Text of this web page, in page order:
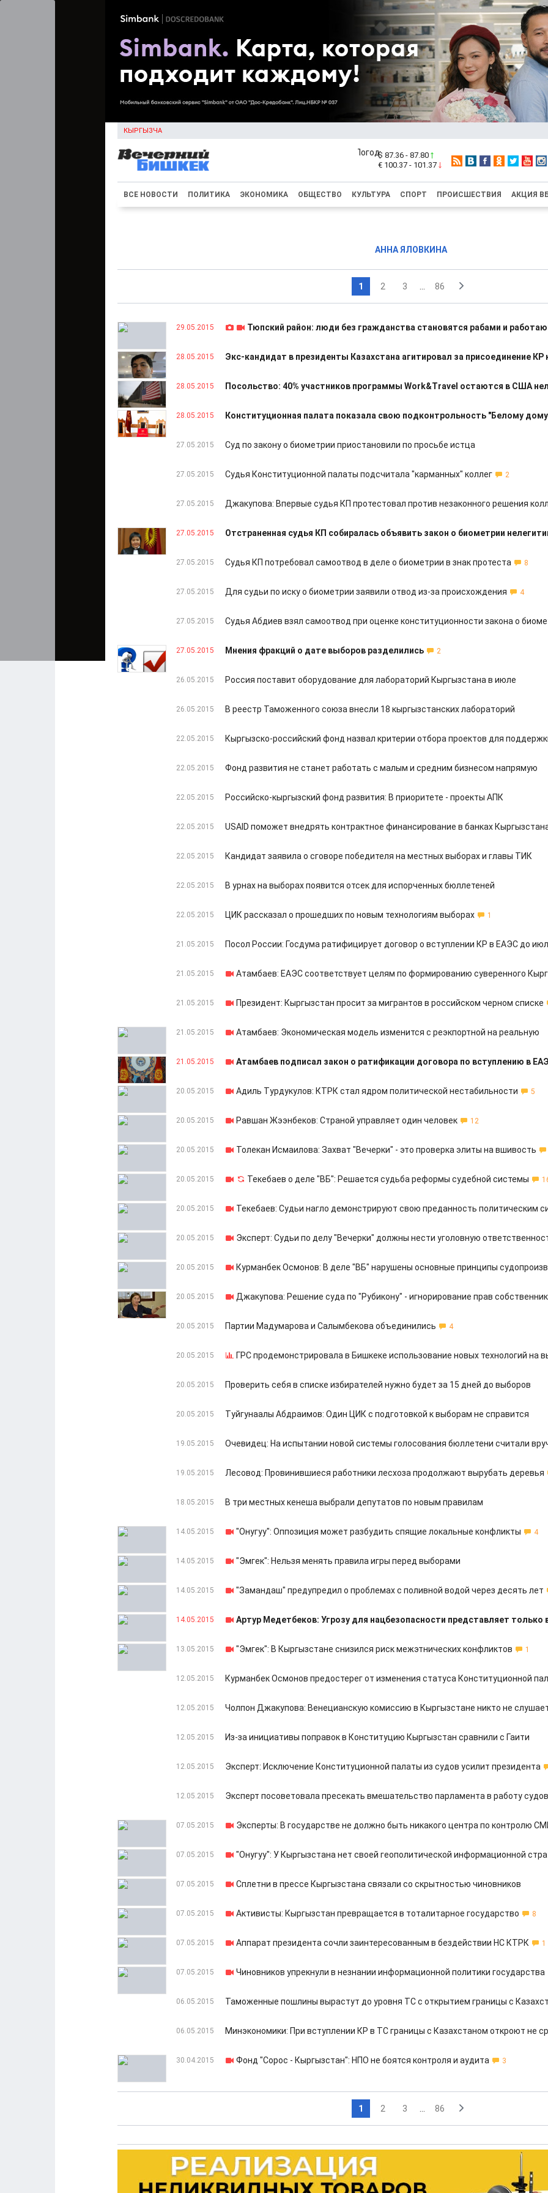
КЫРГЫЗЧА
$ 87.36 - 87.80
€ 100.37 - 101.37
ВСЕ НОВОСТИ ПОЛИТИКА ЭКОНОМИКА ОБЩЕСТВО КУЛЬТУРА СПОРТ ПРОИСШЕСТВИЯ АКЦИЯ
АННА ЯЛОВКИНА
1 2 3 86
29.05.2015 Тюпский район: люди без гражданства становятся рабами и
28.05.2015 Экс-кандидат в президенты Казахстана агитировал за присоединение КР
28.05.2015 Посольство: 40% участников программы Work&Travel остаются в США
28.05.2015 Конституционная палата показала свою подконтрольность "Белому
27.05.2015 Суд по закону о биометрии приостановили по просьбе истца
27.05.2015 Судья Конституционной палаты подсчитала "карманных" коллег 2
27.05.2015 Джакупова: Впервые судья КП протестовал против незаконного решения
27.05.2015 Отстраненная судья КП собиралась объявить закон о биометрии
27.05.2015 Судья КП потребовал самоотвод в деле о биометрии в знак протеста 8
27.05.2015 Для судьи по иску о биометрии заявили отвод из-за происхождения 4
27.05.2015 Судья Абдиев взял самоотвод при оценке конституционности закона о
27.05.2015 Мнения фракций о дате выборов разделились 2
26.05.2015 Россия поставит оборудование для лабораторий Кыргызстана в июле
26.05.2015 В реестр Таможенного союза внесли 18 кыргызстанских лабораторий
22.05.2015 Кыргызско-российский фонд назвал критерии отбора проектов для
22.05.2015 Фонд развития не станет работать с малым и средним бизнесом напрямую
22.05.2015 Российско-кыргызский фонд развития: В приоритете - проекты АПК
22.05.2015 USAID поможет внедрять контрактное финансирование в банках
22.05.2015 Кандидат заявила о сговоре победителя на местных выборах и главы ТИК
22.05.2015 В урнах на выборах появится отсек для испорченных бюллетеней
22.05.2015 ЦИК рассказал о прошедших по новым технологиям выборах 1
21.05.2015 Посол России: Госдума ратифицирует договор о вступлении КР в ЕАЭС до
21.05.2015 Атамбаев: ЕАЭС соответствует целям по формированию суверенного
21.05.2015 Президент: Кыргызстан просит за мигрантов в российском черном списке
21.05.2015 Атамбаев: Экономическая модель изменится с реэкпортной на реальную
21.05.2015 Атамбаев подписал закон о ратификации договора по вступлению в
20.05.2015 Адиль Турдукулов: КТРК стал ядром политической нестабильности 5
20.05.2015 Равшан Жээнбеков: Страной управляет один человек 12
20.05.2015 Толекан Исмаилова: Захват "Вечерки" - это проверка элиты на вшивость
20.05.2015 Текебаев о деле "ВБ": Решается судьба реформы судебной системы
20.05.2015 Текебаев: Судьи нагло демонстрируют свою преданность политическим
20.05.2015 Эксперт: Судьи по делу "Вечерки" должны нести уголовную
20.05.2015 Курманбек Осмонов: В деле "ВБ" нарушены основные принципы
20.05.2015 Джакупова: Решение суда по "Рубикону" - игнорирование прав
20.05.2015 Партии Мадумарова и Салымбекова объединились 4
20.05.2015 ГРС продемонстрировала в Бишкеке использование новых технологий на
20.05.2015 Проверить себя в списке избирателей нужно будет за 15 дней до выборов
20.05.2015 Туйгунаалы Абдраимов: Один ЦИК с подготовкой к выборам не справится
19.05.2015 Очевидец: На испытании новой системы голосования бюллетени считали
19.05.2015 Лесовод: Провинившиеся работники лесхоза продолжают вырубать деревья
18.05.2015 В три местных кенеша выбрали депутатов по новым правилам
14.05.2015 "Онугуу": Оппозиция может разбудить спящие локальные конфликты 4
14.05.2015 "Эмгек": Нельзя менять правила игры перед выборами
14.05.2015 "Замандаш" предупредил о проблемах с поливной водой через десять лет
14.05.2015 Артур Медетбеков: Угрозу для нацбезопасности представляет только
13.05.2015 "Эмгек": В Кыргызстане снизился риск межэтнических конфликтов 1
12.05.2015 Курманбек Осмонов предостерег от изменения статуса Конституционной
12.05.2015 Чолпон Джакупова: Венецианскую комиссию в Кыргызстане никто не
12.05.2015 Из-за инициативы поправок в Конституцию Кыргызстан сравнили с Гаити
12.05.2015 Эксперт: Исключение Конституционной палаты из судов усилит президента
12.05.2015 Эксперт посоветовала пресекать вмешательство парламента в работу судов
07.05.2015 Эксперты: В государстве не должно быть никакого центра по контролю
07.05.2015 "Онугуу": У Кыргызстана нет своей геополитической информационной
07.05.2015 Сплетни в прессе Кыргызстана связали со скрытностью чиновников
07.05.2015 Активисты: Кыргызстан превращается в тоталитарное государство 8
07.05.2015 Аппарат президента сочли заинтересованным в бездействии НС КТРК 1
07.05.2015 Чиновников упрекнули в незнании информационной политики государства
06.05.2015 Таможенные пошлины вырастут до уровня ТС с открытием границы с
06.05.2015 Минэкономики: При вступлении КР в ТС границы с Казахстаном откроют не
30.04.2015 Фонд "Сорос - Кыргызстан": НПО не боятся контроля и аудита 3
1 2 3 86